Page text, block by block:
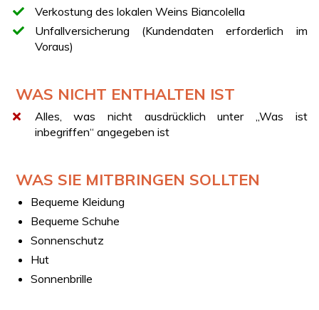
Verkostung des lokalen Weins Biancolella
Unfallversicherung (Kundendaten erforderlich im
Voraus)
WAS NICHT ENTHALTEN IST
Alles, was nicht ausdrücklich unter „Was ist
inbegriffen“ angegeben ist
WAS SIE MITBRINGEN SOLLTEN
Bequeme Kleidung
Bequeme Schuhe
Sonnenschutz
Hut
Sonnenbrille